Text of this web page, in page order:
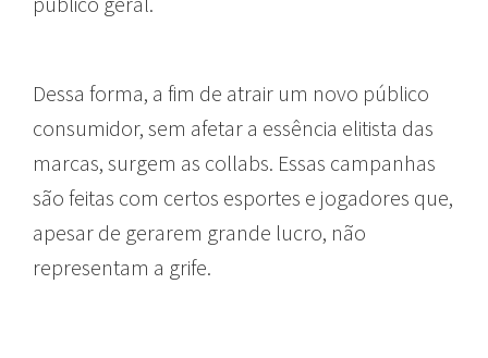
Dessa forma, a fim de atrair um novo público
consumidor, sem afetar a essência elitista das
marcas, surgem as collabs. Essas campanhas
são feitas com certos esportes e jogadores que,
apesar de gerarem grande lucro, não
representam a grife.